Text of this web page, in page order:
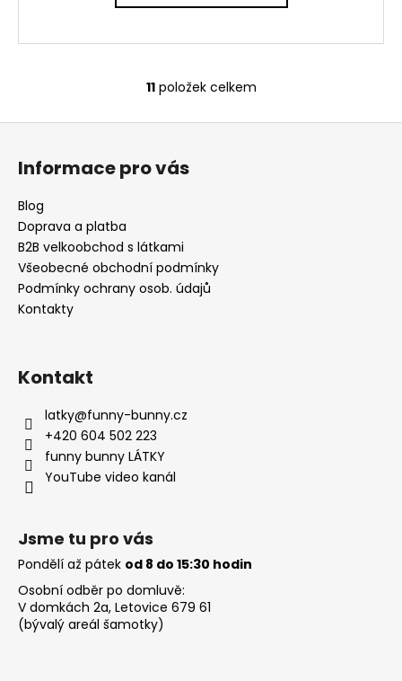
O
v
r
v
11položek celkem
Z
Informace pro vás
Blog
Doprava a platba
B2B velkoobchod s látkami
Všeobecné obchodní podmínky
Podmínky ochrany osob. údajů
Kontakty
Kontakt
latky@funny-bunny.cz
+420 604 502 223
funny bunny LÁTKY
YouTube video kanál
Jsme tu pro vás
Pondělí až pátek od 8 do 15:30 hodin
Osobní odběr po domluvě:
V domkách 2a, Letovice 679 61
(bývalý areál šamotky)